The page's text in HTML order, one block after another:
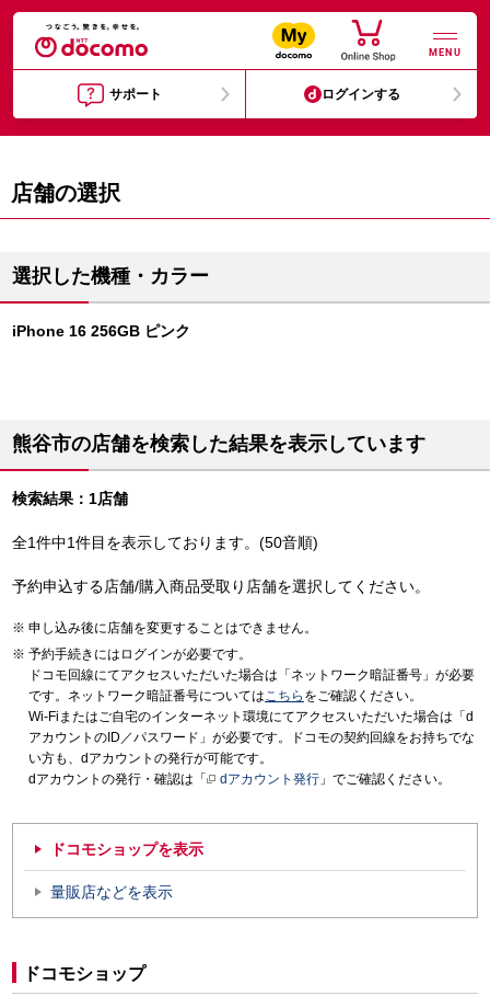
MENU
サポート ログインする
店舗の選択
選択した機種・カラー
iPhone 16 256GB ピンク
熊谷市の店舗を検索した結果を表示しています
検索結果：1店舗
全1件中1件目を表示しております。(50音順)
予約申込する店舗/購入商品受取り店舗を選択してください。
申し込み後に店舗を変更することはできません。
予約手続きにはログインが必要です。
ドコモ回線にてアクセスいただいた場合は「ネットワーク暗証番号」が必要
です。ネットワーク暗証番号についてはこちら をご確認ください。
Wi-Fiまたはご自宅のインターネット環境にてアクセスいただいた場合は「d
アカウントのID／パスワード」が必要です。ドコモの契約回線をお持ちでな
い方も、dアカウントの発行が可能です。
dアカウントの発行・確認は「
dアカウント発行 」でご確認ください。
ドコモショップを表示
量販店などを表示
ドコモショップ